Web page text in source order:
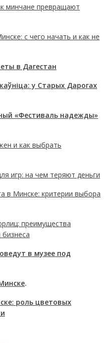
минчане превращают
с чего начать и как не
в Дагестан
у Старых Дарогах
«Фестиваль надежды»
и как выбрать
игр: на чем теряют деньги
в Минске: критерии выбора
преимущества
в музее под
.
роль цветовых